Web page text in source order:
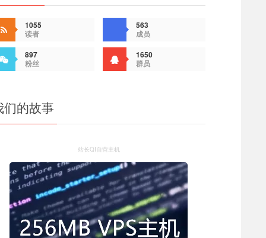
1055
读者
563
成员
897
粉丝
1650
群员
们的故事
站长QI自营主机